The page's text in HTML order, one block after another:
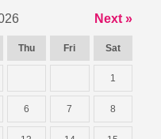
Next »
Thu Fri Sat
1
6 7 8